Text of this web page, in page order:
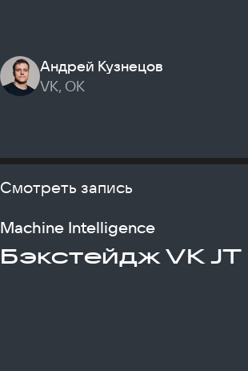
Андрей Кузнецов
VK, ОК
Смотреть запись
Machine Intelligence
Бэкстейдж VK JT